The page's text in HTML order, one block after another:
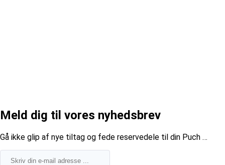
Meld dig til vores nyhedsbrev
​Gå ikke glip af nye tiltag og fede reservedele til din Puch …